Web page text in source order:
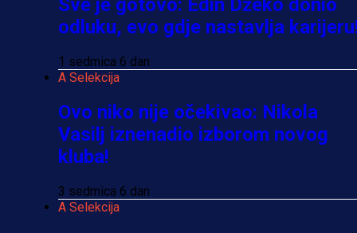
Sve je gotovo: Edin Džeko donio
odluku, evo gdje nastavlja
1 sedmica 6 dan
A Selekcija
Ovo niko nije očekivao: Nikola
Vasilj iznenadio izborom novog
kluba!
3 sedmica 6 dan
A Selekcija